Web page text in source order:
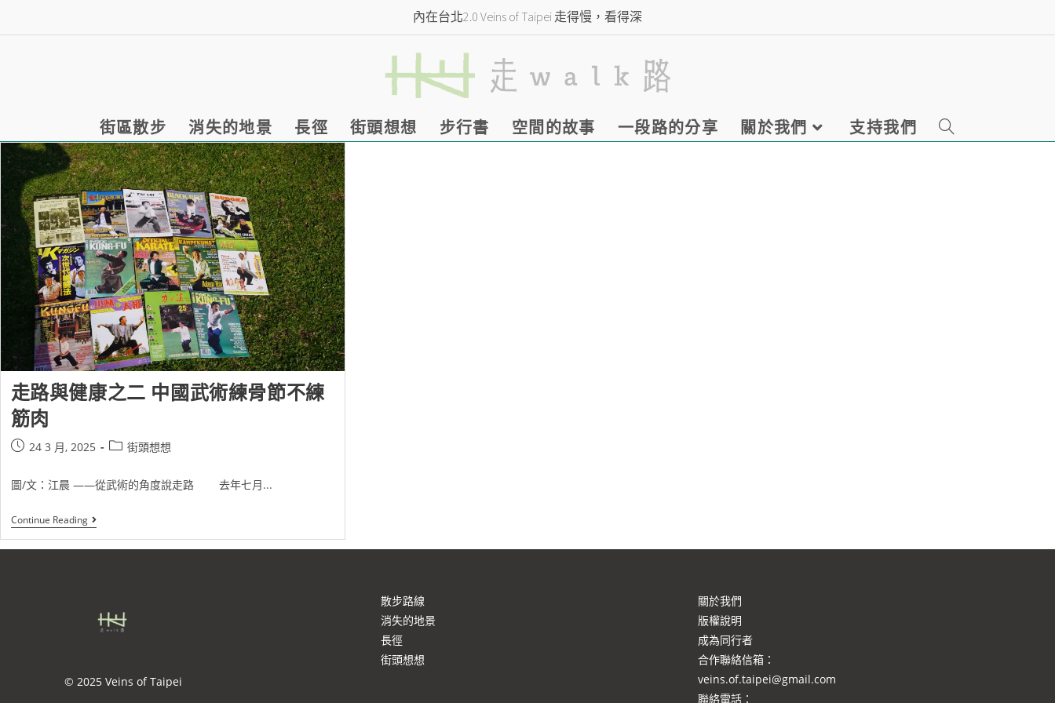
內在台北2.0 Veins of Taipei 走得慢，看得深
街區散步 消失的地景 長徑 街頭想想 步行書 空間的故事 一段路的分享 關於我們 支持我們
走路與健康之二 中國武術練骨節不練
筋肉
24 3 月, 2025 街頭想想
圖/文：江晨 ——從武術的角度說走路 去年七月...
Continue Reading
© 2025 Veins of Taipei
散步路線
消失的地景
長徑
街頭想想
關於我們
版權說明
成為同行者
合作聯絡信箱：
veins.of.taipei@gmail.com
聯絡電話：